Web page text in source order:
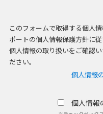
このフォームで取得する個人
ポートの個人情報保護方針に従
個人情報の取り扱いをご確認
ださい。
個人情報
個人情報